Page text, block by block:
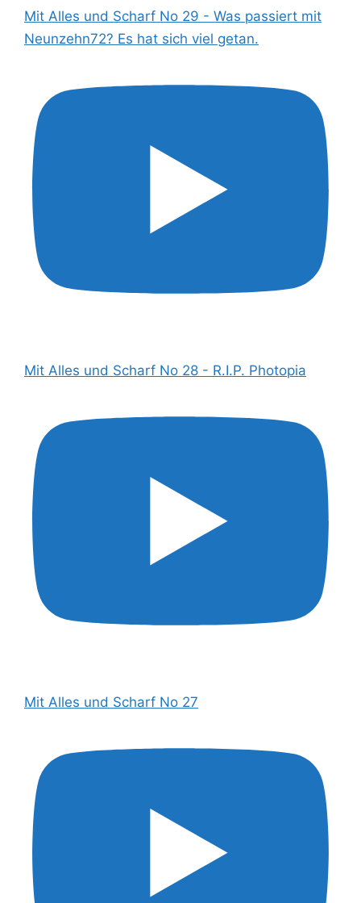
Mit Alles und Scharf No 29 - Was passiert mit
Neunzehn72? Es hat sich viel getan.
Mit Alles und Scharf No 28 - R.I.P. Photopia
Mit Alles und Scharf No 27